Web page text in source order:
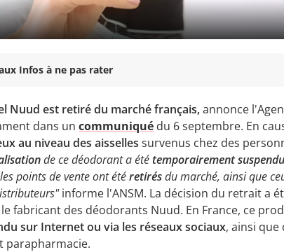
Infos à ne pas rater
Nuud est retiré du marché français,annonce
dans un communiqué du 6 septembre. En
au niveau des aisselles survenus chez des
de ce déodorant a été temporairement
points de vente ont étéretirésdu marché, ainsi que
informe l'ANSM. La décision du retrait a
fabricant des déodorants Nuud. En France, ce
sur Internet ou via les réseaux sociaux, ainsi que
parapharmacie.